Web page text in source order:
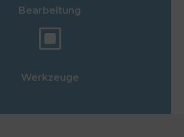
Bearbeitung
W
Werkzeuge